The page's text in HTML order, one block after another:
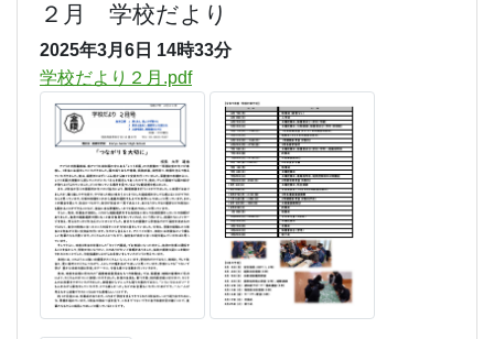
２月 学校だより
2025年3月6日 14時33分
学校だより２月.pdf